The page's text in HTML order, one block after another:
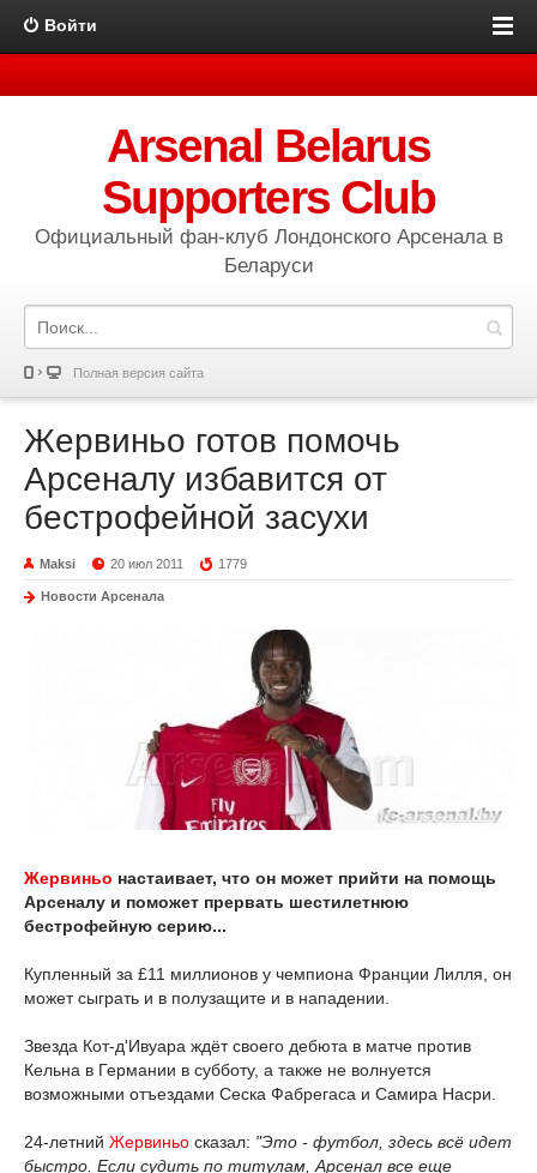
Войти
Arsenal Belarus
Supporters Club
Официальный фан-клуб Лондонского Арсенала в
Беларуси
Полная версия сайта
Жервиньо готов помочь
Арсеналу избавится от
бестрофейной засухи
Maksi 20 июл 2011 1779
Новости Арсенала
Жервиньо настаивает, что он может прийти на помощь
Арсеналу и поможет прервать шестилетнюю
бестрофейную серию...
Купленный за £11 миллионов у чемпиона Франции Лилля, он
может сыграть и в полузащите и в нападении.
Звезда Кот-д'Ивуара ждёт своего дебюта в матче против
Кельна в Германии в субботу, а также не волнуется
возможными отъездами Сеска Фабрегаса и Самира Насри.
24-летний Жервиньо сказал: "Это - футбол, здесь всё идет
быстро. Если судить по титулам, Арсенал все еще